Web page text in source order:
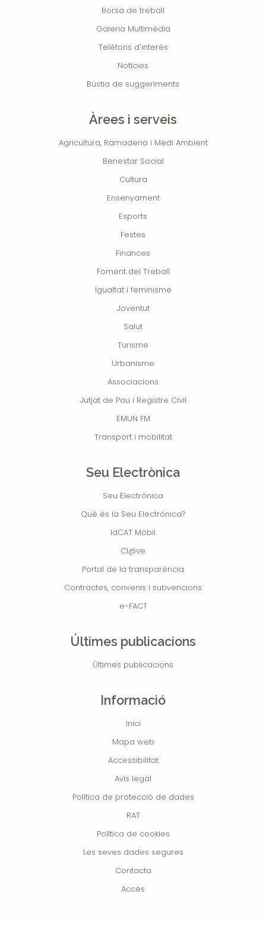
Borsa de treball
Galeria Multimèdia
Telèfons d'interés
Notícies
Bústia de suggeriments
Àrees i serveis
Agricultura, Ramaderia i Medi Ambient
Benestar Social
Cultura
Ensenyament
Esports
Festes
Finances
Foment del Treball
Igualtat i feminisme
Joventut
Salut
Turisme
Urbanisme
Associacions
Jutjat de Pau i Registre Civil
EMUN FM
Transport i mobilitat
Seu Electrònica
Seu Electrònica
Què és la Seu Electrònica?
IdCAT Mòbil
Cl@ve
Portal de la transparència
Contractes, convenis i subvencions
e-FACT
Últimes publicacions
Últimes publicacions
Informació
Inici
Mapa web
Accessibilitat
Avís legal
Política de protecció de dades
RAT
Política de cookies
Les seves dades segures
Contacta
Accés